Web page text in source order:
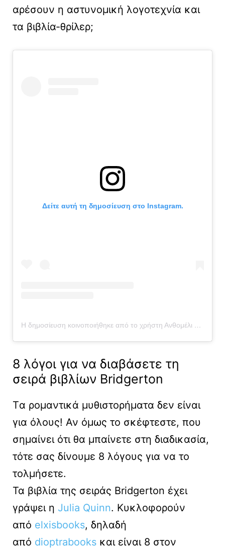
αρέσουν η αστυνομική λογοτεχνία και
τα βιβλία-θρίλερ;
Δείτε αυτή τη δημοσίευση στο Instagram.
Η δημοσίευση κοινοποιήθηκε από το χρήστη Ανθομέλι by Kathy and Callie (@anthomeli)
8 λόγοι για να διαβάσετε τη
σειρά βιβλίων Bridgerton
Tα ρομαντικά μυθιστορήματα δεν είναι
για όλους! Αν όμως το σκέφτεστε, που
σημαίνει ότι θα μπαίνετε στη διαδικασία,
τότε σας δίνουμε 8 λόγους για να το
τολμήσετε.
Τα βιβλία της σειράς Bridgerton έχει
γράψει η Julia Quinn. Kυκλοφορούν
από elxisbooks, δηλαδή
από dioptrabooks και είναι 8 στον